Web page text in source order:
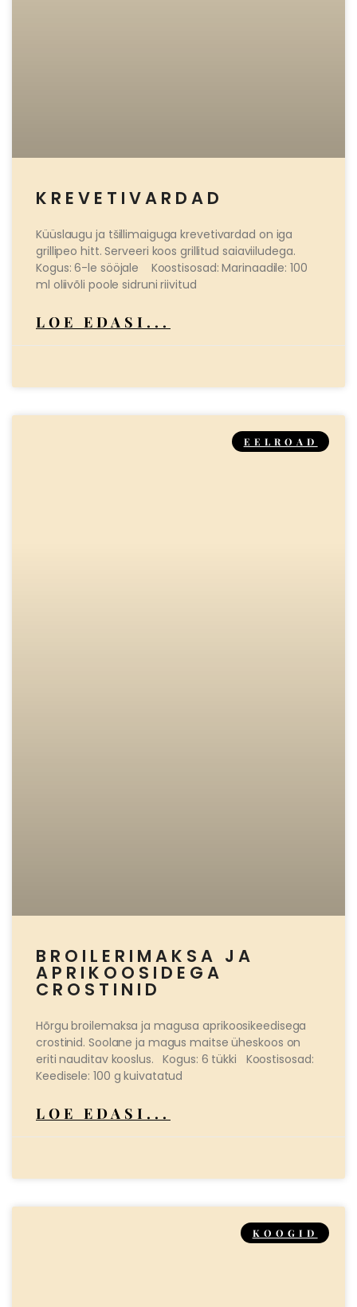
KREVETIVARDAD
Küüslaugu ja tšillimaiguga krevetivardad on iga
grillipeo hitt. Serveeri koos grillitud saiaviiludega.
Kogus: 6-le sööjale Koostisosad: Marinaadile: 100
ml oliivõli poole sidruni riivitud
LOE EDASI...
EELROAD
BROILERIMAKSA JA
APRIKOOSIDEGA
CROSTINID
Hõrgu broilemaksa ja magusa aprikoosikeedisega
crostinid. Soolane ja magus maitse üheskoos on
eriti nauditav kooslus. Kogus: 6 tükki Koostisosad:
Keedisele: 100 g kuivatatud
LOE EDASI...
KOOGID